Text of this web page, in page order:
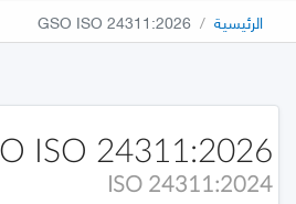
الرئيسية GSO ISO 24311:2026
ISO 24311:2026
ISO 24311:2024